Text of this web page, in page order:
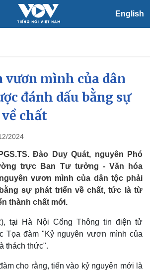
English
Xã hội
Biển đảo
vươn mình của dân
đánh dấu bằng sự
chất
2024
Đào Duy Quát, nguyên Phó
trực Ban Tư tưởng - Văn hóa
vươn mình của dân tộc phải
sự phát triển về chất, tức là từ
thành chất mới.
tại Hà Nội Cổng Thông tin điện tử
Tọa đàm "Kỷ nguyên vươn mình của
thách thức".
cho rằng, tiến vào kỷ nguyên mới là